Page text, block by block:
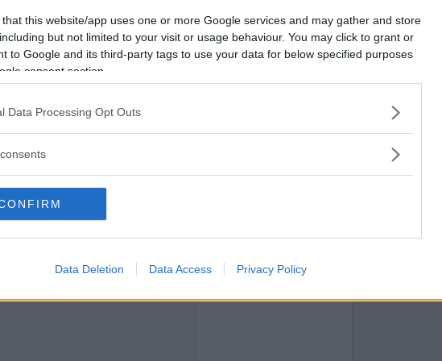
that this website/app uses one or more Google services and may gather and store
but not limited to your visit or usage behaviour. You may click to grant or
to Google and its third-party tags to use your data for below specified purposes
consent section.
Data Processing Opt Outs
Data Deletion Data Access Privacy Policy
2019-09-16 11:42
Vill du bli
medlem?